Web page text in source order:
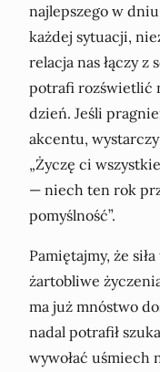
najlepszego w
każdej sytuacji,
relacja nas łączy z
potrafi rozświetlić
dzień. Jeśli
akcentu,
„Życzę ci
— niech ten rok
pomyślność”.
Pamiętajmy, że
żartobliwe
ma już mnóstwo
nadal potrafił
wywołać uśmiech